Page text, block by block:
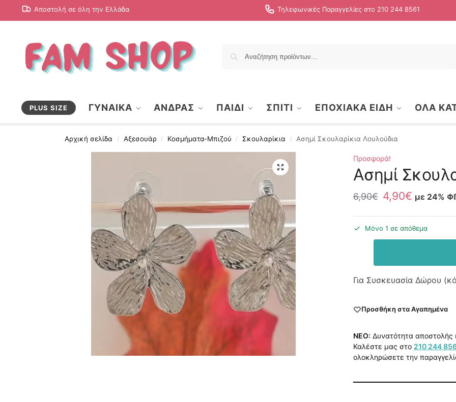
Αποστολή σε όλη την Ελλάδα Τηλεφωνικές Παραγγελίες στο 210 244 8561
PLUS SIZE ΓΥΝΑΙΚΑ ΑΝΔΡΑΣ ΠΑΙΔΙ ΣΠΙΤΙ ΕΠΟΧΙΑΚΑ ΕΙΔΗ ΟΛΑ
Αρχική σελίδα / Αξεσουάρ / Κοσμήματα-Μπιζού / Σκουλαρίκια / Ασημί Σκουλαρίκια Λουλούδια
Προσφορά!
Ασημί
6,90€ 4,90€ με 24%
Μόνο 1 σε απόθεμα
Για Συσκευασία Δώρου
Προσθήκη στα Αγαπημένα
NEO: Δυνατότητα αποστολής
Καλέστε μας στο 210 244
ολοκληρώσετε την